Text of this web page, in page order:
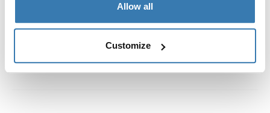
Allow all
Customize